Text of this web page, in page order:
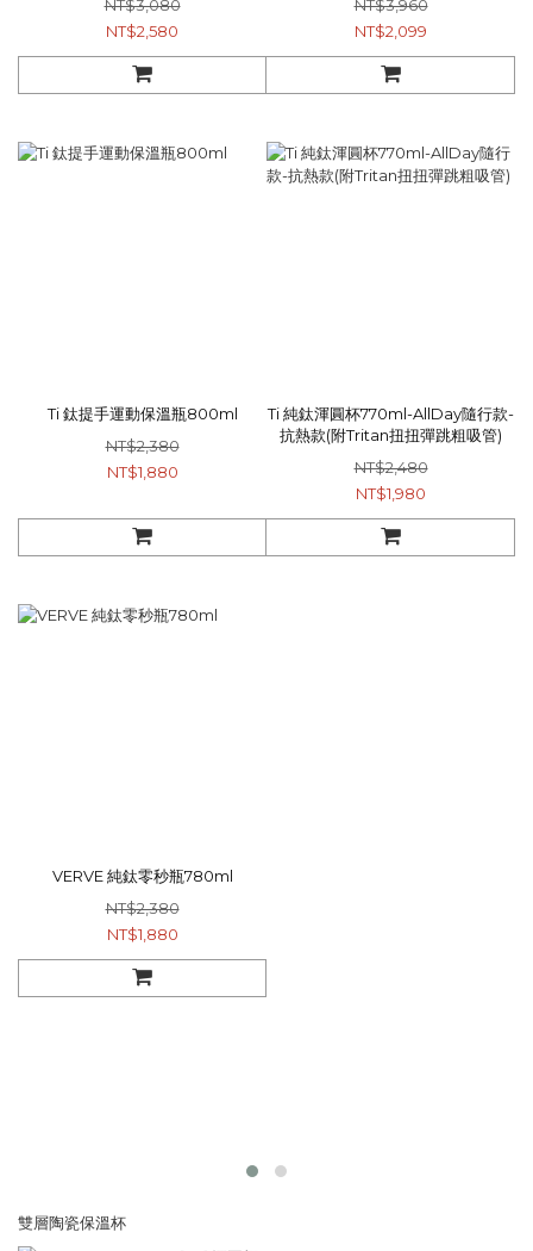
NT$3,080
NT$2,580
800ml x1
NT$3,960
NT$2,099
Ti 鈦提手運動保溫瓶800ml
NT$2,380
NT$1,880
Ti 純鈦渾圓杯770ml-AllDay隨行款-
抗熱款(附Tritan扭扭彈跳粗吸管)
NT$2,480
NT$1,980
VERVE 純鈦零秒瓶780ml
NT$2,380
NT$1,880
雙層陶瓷保溫杯